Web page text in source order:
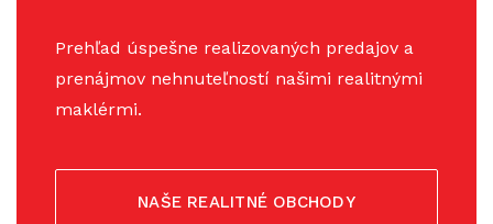
Prehľad úspešne realizovaných predajov a
prenájmov nehnuteľností našimi realitnými
maklérmi.
NAŠE REALITNÉ OBCHODY